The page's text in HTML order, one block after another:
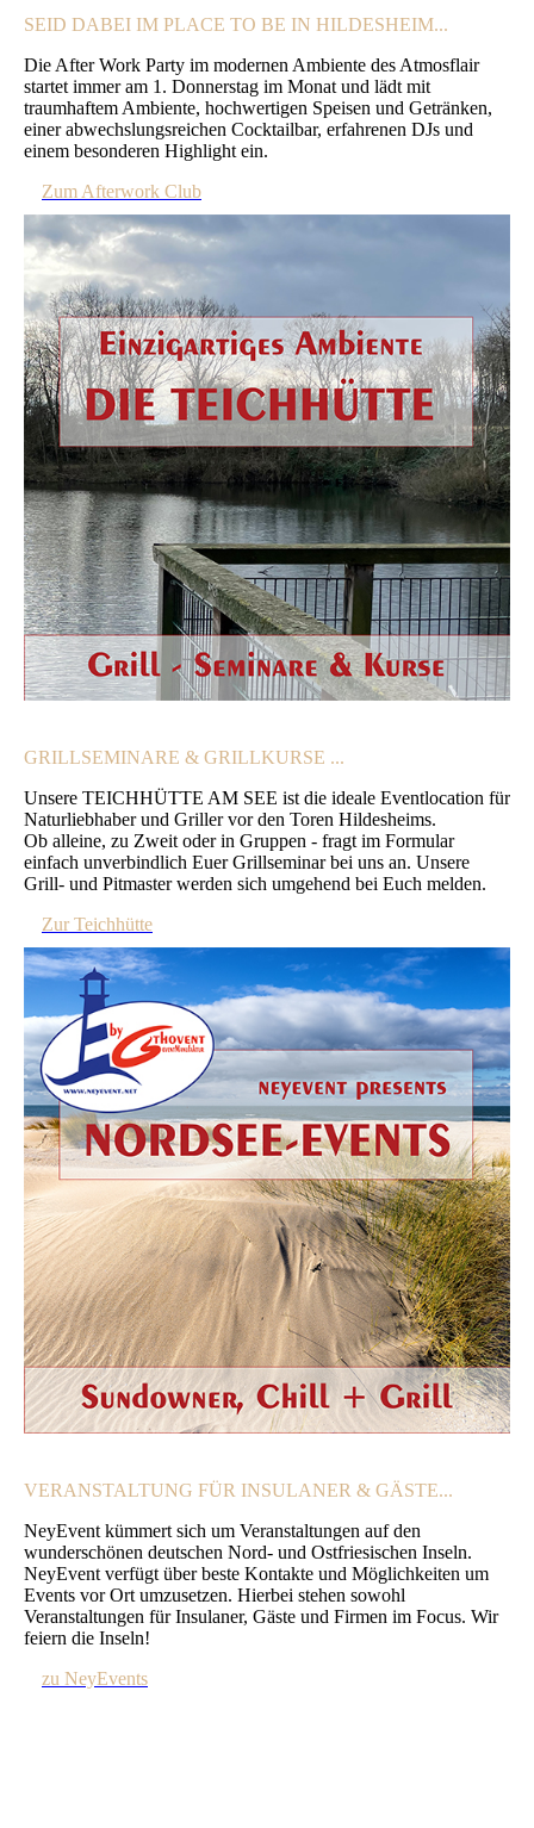
SEID DABEI IM PLACE TO BE IN HILDESHEIM...
Die After Work Party im modernen Ambiente des Atmosflair
startet immer am 1. Donnerstag im Monat und lädt mit
traumhaftem Ambiente, hochwertigen Speisen und Getränken,
einer abwechslungsreichen Cocktailbar, erfahrenen DJs und
einem besonderen Highlight ein.
Zum Afterwork Club
GRILLSEMINARE & GRILLKURSE ...
Unsere TEICHHÜTTE AM SEE ist die ideale Eventlocation für
Naturliebhaber und Griller vor den Toren Hildesheims.
Ob alleine, zu Zweit oder in Gruppen - fragt im Formular
einfach unverbindlich Euer Grillseminar bei uns an. Unsere
Grill- und Pitmaster werden sich umgehend bei Euch melden.
Zur Teichhütte
VERANSTALTUNG FÜR INSULANER & GÄSTE...
NeyEvent kümmert sich um Veranstaltungen auf den
wunderschönen deutschen Nord- und Ostfriesischen Inseln.
NeyEvent verfügt über beste Kontakte und Möglichkeiten um
Events vor Ort umzusetzen. Hierbei stehen sowohl
Veranstaltungen für Insulaner, Gäste und Firmen im Focus. Wir
feiern die Inseln!
zu NeyEvents